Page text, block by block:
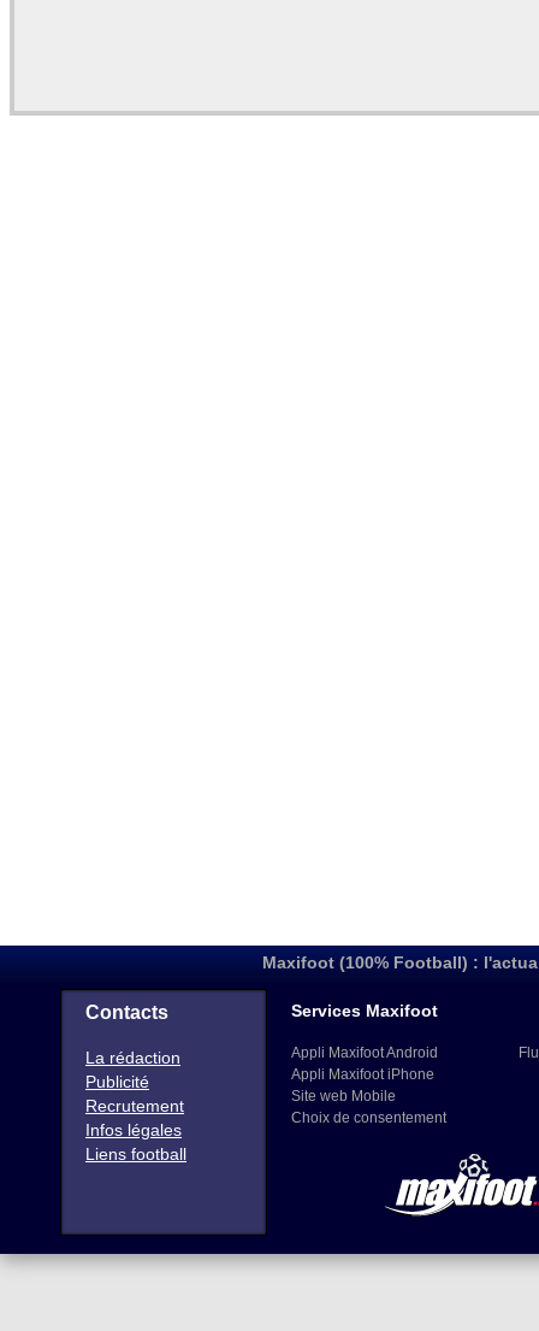
Maxifoot (100% Football) :
Contacts
La rédaction
Publicité
Recrutement
Infos légales
Liens football
Services Maxifoot
Appli Maxifoot Android
Appli Maxifoot iPhone
Site web Mobile
Choix de consentement